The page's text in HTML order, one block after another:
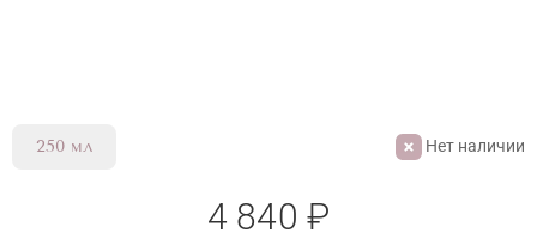
250 мл Нет наличии
4 840 ₽